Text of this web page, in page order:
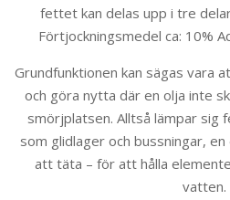
fettet kan delas upp i tre
Förtjockningsmedel ca: 10%
Grundfunktionen kan sägas vara
och göra nytta där en olja inte
smörjplatsen. Alltså lämpar sig
som glidlager och bussningar,
att täta – för att hålla
vatten.